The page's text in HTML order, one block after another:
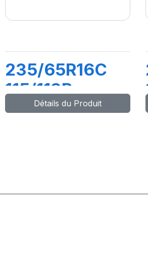
235/65R16C
115/113R
TRANSPRO 2
Détails du Produit